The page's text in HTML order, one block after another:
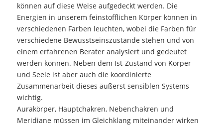
können auf diese Weise aufgedeckt werden. Die
Energien in unserem feinstofflichen Körper können in
verschiedenen Farben leuchten, wobei die Farben für
verschiedene Bewusstseinszustände stehen und von
einem erfahrenen Berater analysiert und gedeutet
werden können. Neben dem Ist-Zustand von Körper
und Seele ist aber auch die koordinierte
Zusammenarbeit dieses äußerst sensiblen Systems
wichtig.
Aurakörper, Hauptchakren, Nebenchakren und
Meridiane müssen im Gleichklang miteinander wirken